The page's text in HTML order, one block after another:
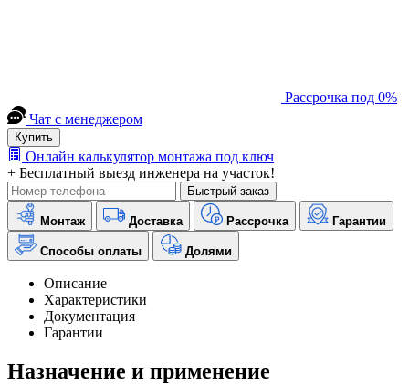
Рассрочка под 0%
Чат с менеджером
Купить
Онлайн калькулятор монтажа под ключ
+ Бесплатный выезд инженера на участок!
Быстрый заказ
Монтаж Доставка Рассрочка Гарантии
Способы оплаты Долями
Описание
Характеристики
Документация
Гарантии
Назначение и применение